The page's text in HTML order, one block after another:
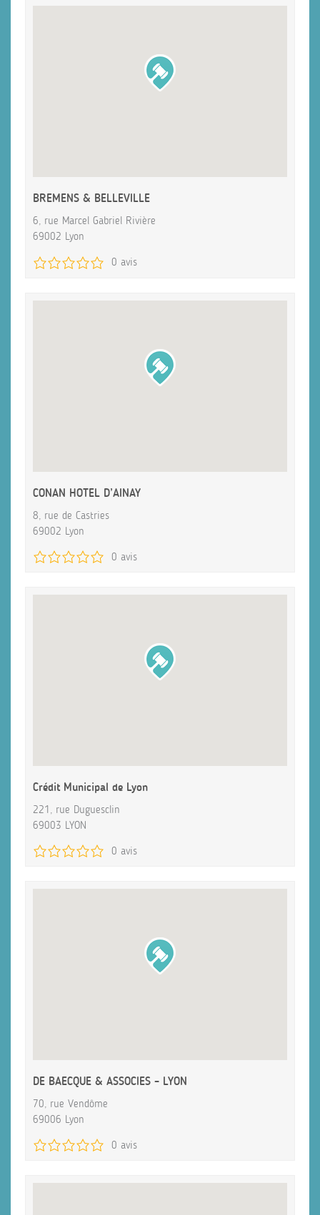
BREMENS & BELLEVILLE
6, rue Marcel Gabriel Rivière
69002 Lyon
0 avis
CONAN HOTEL D’AINAY
8, rue de Castries
69002 Lyon
0 avis
Crédit Municipal de Lyon
221, rue Duguesclin
69003 LYON
0 avis
DE BAECQUE & ASSOCIES – LYON
70, rue Vendôme
69006 Lyon
0 avis